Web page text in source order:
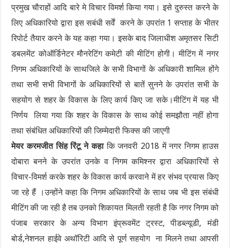
प्रमुख चौराहों आदि बारे मे विचार विमर्श किया गया। इसे दुरुस्त करने के
लिए अधिकारियो द्वारा इस सबंधी सर्वें करने के उपरांत 1 सप्ताह के भीतर
रिपोर्ट तैयार करने के यह कहा गया। इसके बाद जिलाधीश अमृतसर सिटी
डबलमेंट कोऑर्डिनेटर मौनरेटिंग कमेटी की मीटिंग होगी। मीटिंग में नगर
निगम अधिकारियों के साथजिले के सभी विभागों के अधिकारी शामिल होंगे
तथा सभी सभी विभागों के अधिकारियों से बातें सुनने के उपरांत सभी के
सहयोग से शहर के विकास के लिए कार्य किए जा सके।मीटिंग में यह भी
निर्णय लिया गया कि शहर के विकास के साथ कोई समझौता नहीं होगा
तथा संबंधित अधिकारियों की जिम्मेदारी फिक्स की जाएगी
मेयर करमजीत सिंह रिंटू ने कहाकि जनवरी 2018 में नगर निगम हाउस
दोबारा बनने के उपरांत उनके व निगम कमिश्नर द्वारा अधिकारियों से
विचार-विमर्श करके शहर के विकास कार्य करवाने में हर संभव प्रयास किए
जा रहे हैं ।उन्होंने कहा कि निगम अधिकारियों के साथ जब भी इस संबंधी
मीटिंग की जा रही है तब उनको शिकायत मिलती रहती है कि नगर निगम को
पंजाब सरकार के अन्य विभाग इंप्रूवमेंट ट्रस्ट, पीडब्ल्यूडी, मंडी
बोर्ड,नेशनल हाईवे अथॉरिटी आदि से पूर्ण सहयोग ना मिलने तथा आपसी